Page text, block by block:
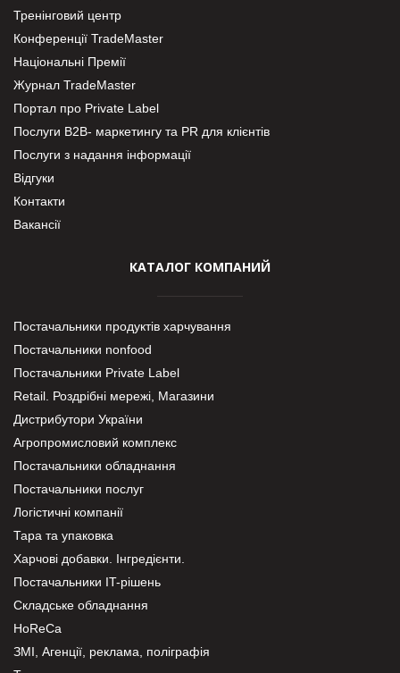
Тренінговий центр
Конференції TradeMaster
Національні Премії
Журнал TradeMaster
Портал про Private Label
Послуги В2В- маркетингу та PR для клієнтів
Послуги з надання інформації
Відгуки
Контакти
Вакансії
КАТАЛОГ КОМПАНИЙ
Постачальники продуктів харчування
Постачальники nonfood
Постачальники Private Label
Retail. Роздрібні мережі, Магазини
Дистрибутори України
Агропромисловий комплекс
Постачальники обладнання
Постачальники послуг
Логістичні компанії
Тара та упаковка
Харчові добавки. Інгредієнти.
Постачальники IT-рішень
Складське обладнання
HoReCa
ЗМІ, Агенції, реклама, поліграфія